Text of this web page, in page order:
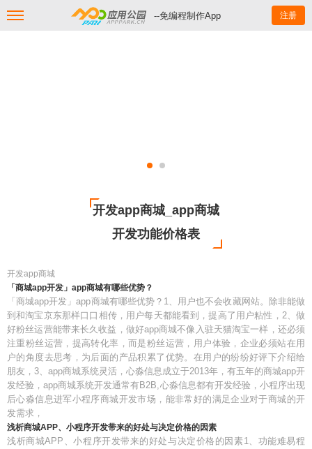
--免编程制作App 注册
开发app商城_app商城
开发功能价格表
开发app商城
「商城app开发」app商城有哪些优势？
「商城app开发」app商城有哪些优势？1、用户也不会收藏网站。除非能做
到和淘宝京东那样口口相传，用户每天都能看到，提高了用户粘性，2、做
好粉丝运营能带来长久收益，做好app商城不像入驻天猫淘宝一样，还必须
注重粉丝运营，提高转化率，而是粉丝运营，用户体验，企业必须站在用
户的角度去思考，为后面的产品积累了优势。在用户的纷纷好评下介绍给
朋友，3、app商城系统灵活，心淼信息成立于2013年，有五年的商城app开
发经验，app商城系统开发通常有B2B,心淼信息都有开发经验，小程序出现
后心淼信息进军小程序商城开发市场，能非常好的满足企业对于商城的开
发需求，
浅析商城APP、小程序开发带来的好处与决定价格的因素
浅析商城APP、小程序开发带来的好处与决定价格的因素1、功能难易程